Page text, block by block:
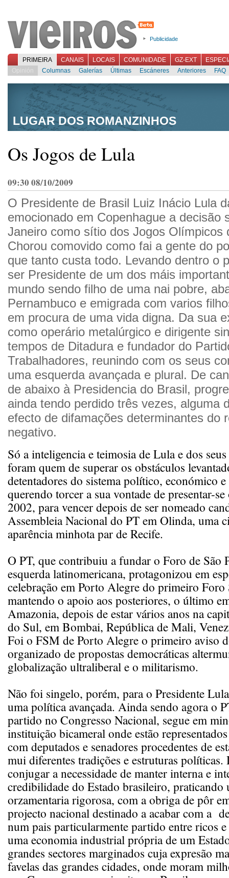
Publicidade
PRIMEIRA CANAIS LOCAIS COMUNIDADE GZ-EXT
Opinión
Columnas Galerías Últimas Escáneres Anteriores FAQ
LUGAR DOS ROMANZINHOS
Os Jogos de Lula
09:30 08/10/2009
O Presidente de Brasil Luiz Inácio Lula
emocionado em Copenhague a decisão
Janeiro como sítio dos Jogos Olímpicos
Chorou comovido como fai a gente do
que tanto custa todo. Levando dentro o
ser Presidente de um dos máis
mundo sendo filho de uma nai pobre,
Pernambuco e emigrada com varios
em procura de uma vida digna. Da sua
como operário metalúrgico e dirigente
tempos de Ditadura e fundador do
Trabalhadores, reunindo com os seus
uma esquerda avançada e plural. De
de abaixo à Presidencia do Brasil,
ainda tendo perdido três vezes, alguma
efecto de difamações determinantes do
negativo.
Só a inteligencia e teimosia de Lula e dos
foram quem de superar os obstáculos
detentadores do sistema político, económico
querendo torcer a sua vontade de presentar-
2002, para vencer depois de ser nomeado
Assembleia Nacional do PT em Olinda, uma
aparência minhota par de Recife.
O PT, que contribuiu a fundar o Foro de São
esquerda latinomericana, protagonizou em
celebração em Porto Alegre do primeiro
mantendo o apoio aos posteriores, o último
Amazonia, depois de estar vários anos na
do Sul, em Bombai, República de Mali,
Foi o FSM de Porto Alegre o primeiro aviso
organizado de propostas democráticas
globalização ultraliberal e o militarismo.
Não foi singelo, porém, para o Presidente
uma política avançada. Ainda sendo agora o
partido no Congresso Nacional, segue em
instituição bicameral onde estão
com deputados e senadores procedentes de
mui diferentes tradições e estruturas políticas.
conjugar a necessidade de manter interna e
credibilidade do Estado brasileiro, praticando
orzamentaria rigorosa, com a obriga de pôr
projecto nacional destinado a acabar com a
num pais particularmente partido entre ricos
uma economia industrial própria de um
grandes sectores marginados cuja expresão
favelas das grandes cidades, onde moram